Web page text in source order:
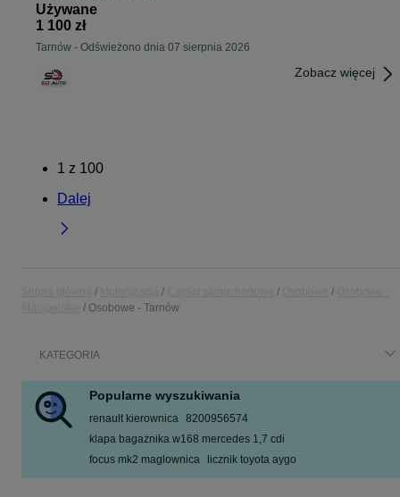
Używane
1 100 zł
Tarnów - Odświeżono dnia 07 sierpnia 2026
Zobacz więcej
1 z 100
Dalej
Osobowe - Tarnów
KATEGORIA
Popularne wyszukiwania
renault kierownica 8200956574
klapa bagażnika w168 mercedes 1,7 cdi
focus mk2 maglownica
licznik toyota aygo